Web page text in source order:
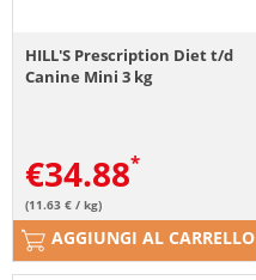
HILL'S Prescription Diet t/d
Canine Mini 3 kg
€34.88
(11.63 € / kg)
AGGIUNGI AL CARRELLO